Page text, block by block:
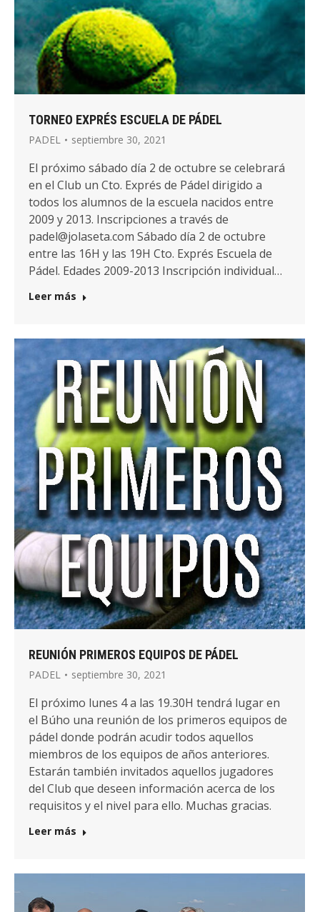
TORNEO EXPRÉS ESCUELA DE PÁDEL
PADEL septiembre 30, 2021
El próximo sábado día 2 de octubre se celebrará
en el Club un Cto. Exprés de Pádel dirigido a
todos los alumnos de la escuela nacidos entre
2009 y 2013. Inscripciones a través de
padel@jolaseta.com Sábado día 2 de octubre
entre las 16H y las 19H Cto. Exprés Escuela de
Pádel. Edades 2009-2013 Inscripción individual…
Leer más
REUNIÓN PRIMEROS EQUIPOS DE PÁDEL
PADEL septiembre 30, 2021
El próximo lunes 4 a las 19.30H tendrá lugar en
el Búho una reunión de los primeros equipos de
pádel donde podrán acudir todos aquellos
miembros de los equipos de años anteriores.
Estarán también invitados aquellos jugadores
del Club que deseen información acerca de los
requisitos y el nivel para ello. Muchas gracias.
Leer más